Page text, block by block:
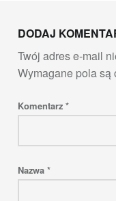
DODAJ
Twój adres e-mail
Wymagane pola są
Komentarz *
Nazwa *